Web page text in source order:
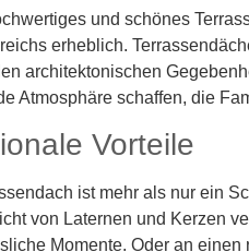
und schönes
erheblich.
architektonischen
Atmosphäre schaffen, die
Vorteile
ist mehr als nur ein
von Laternen und Kerzen
Momente. Oder an